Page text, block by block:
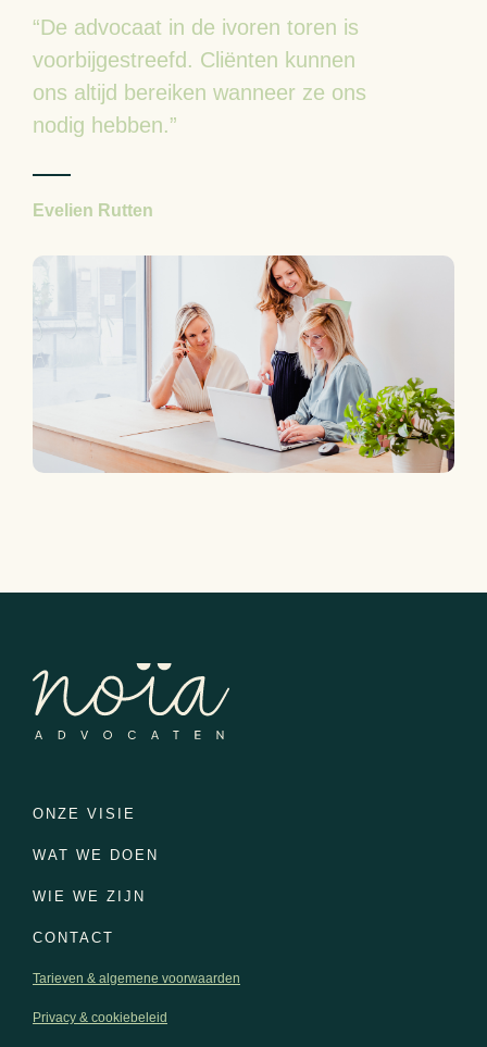
“De advocaat in de ivoren toren is
voorbijgestreefd. Cliënten kunnen
ons altijd bereiken wanneer ze ons
nodig hebben.”
Evelien Rutten
ONZE VISIE
WAT WE DOEN
WIE WE ZIJN
CONTACT
Tarieven & algemene voorwaarden
Privacy & cookiebeleid